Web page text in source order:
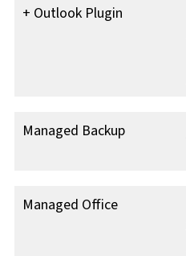
+ Outlook Plugin
Managed Backup
Managed Office